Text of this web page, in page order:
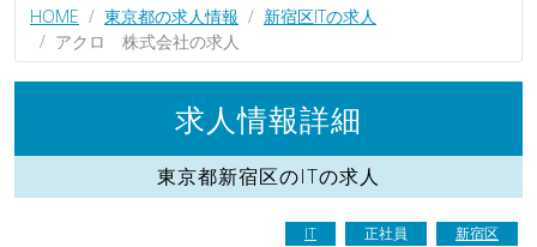
HOME 東京都の求人情報
新宿区ITの求人
アクロ 株式会社の求人
求人情報詳細
東京都新宿区のITの求人
IT 正社員 新宿区